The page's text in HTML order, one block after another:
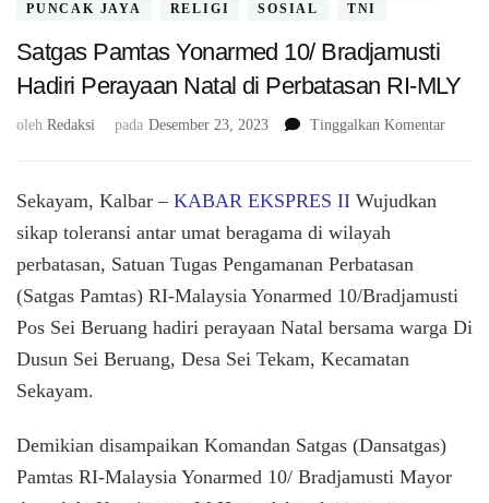
PUNCAK JAYA
RELIGI SOSIAL TNI
Satgas Pamtas Yonarmed 10/ Bradjamusti
Hadiri Perayaan Natal di Perbatasan RI-MLY
oleh Redaksi pada Desember 23, 2023 Tinggalkan Komentarpada
Natal
di
Sekayam, Kalbar – KABAR EKSPRES II Wujudkan
sikap toleransi antar umat beragama di wilayah
perbatasan, Satuan Tugas Pengamanan Perbatasan
(Satgas Pamtas) RI-Malaysia Yonarmed 10/Bradjamusti
Pos Sei Beruang hadiri perayaan Natal bersama warga Di
Dusun Sei Beruang, Desa Sei Tekam, Kecamatan
Sekayam.
Demikian disampaikan Komandan Satgas (Dansatgas)
Pamtas RI-Malaysia Yonarmed 10/ Bradjamusti Mayor